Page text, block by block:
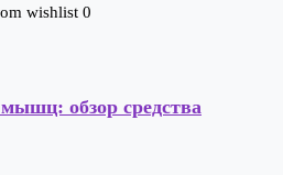
wishlist 0
обзор средства